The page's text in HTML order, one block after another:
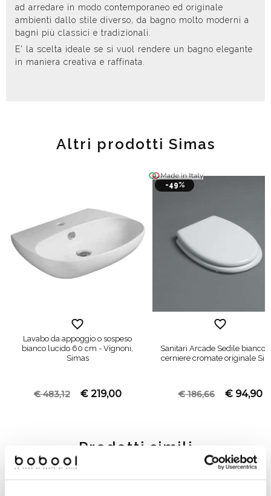
ad arredare in modo contemporaneo ed originale
ambienti dallo stile diverso, da bagno molto moderni a
bagni più classici e tradizionali.
E' la scelta ideale se si vuol rendere un bagno elegante
in maniera creativa e raffinata.
Altri prodotti Simas
Lavabo da appoggio o sospeso
bianco lucido 60 cm - Vignoni,
Simas
€ 483,12 € 219,00
-49%
Sanitari Arcade Sedile bianco
cerniere cromate originale
€ 186,66 € 94,90
Prodotti simili